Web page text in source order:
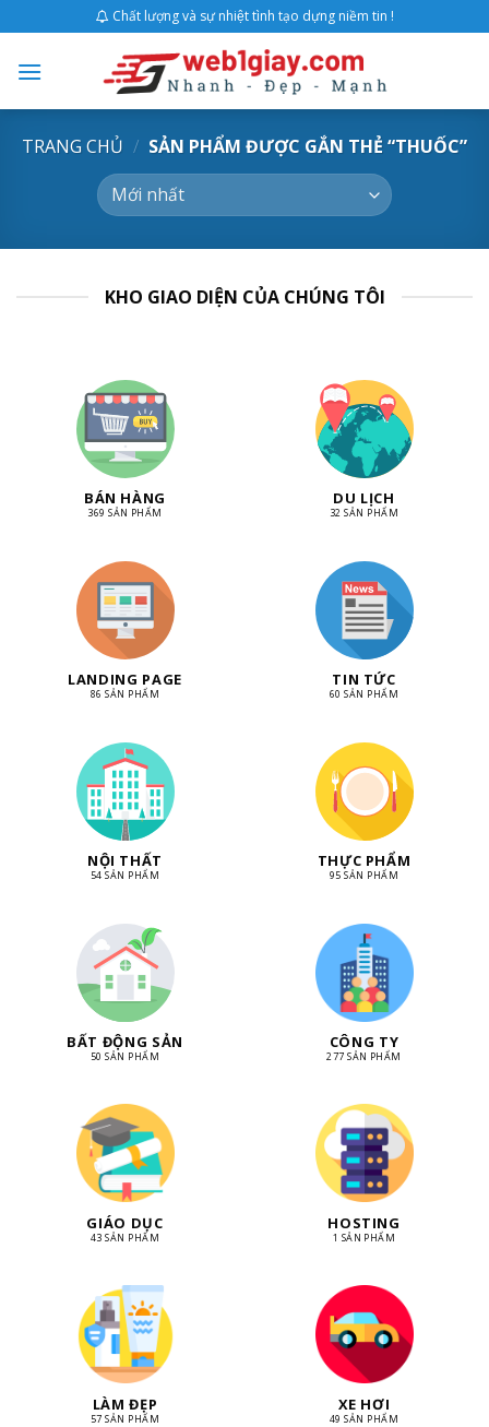
content
Chất lượng và sự nhiệt tình tạo dựng niềm tin !
TRANG CHỦ / SẢN PHẨM ĐƯỢC GẮN THẺ “THUỐC”
KHO GIAO DIỆN CỦA CHÚNG TÔI
BÁN HÀNG
369 SẢN PHẨM
DU LỊCH
32 SẢN PHẨM
LANDING PAGE
86 SẢN PHẨM
TIN TỨC
60 SẢN PHẨM
NỘI THẤT
54 SẢN PHẨM
THỰC PHẨM
95 SẢN PHẨM
BẤT ĐỘNG SẢN
50 SẢN PHẨM
CÔNG TY
277 SẢN PHẨM
GIÁO DỤC
43 SẢN PHẨM
HOSTING
1 SẢN PHẨM
LÀM ĐẸP
57 SẢN PHẨM
XE HƠI
49 SẢN PHẨM